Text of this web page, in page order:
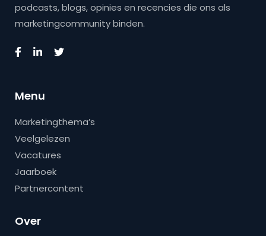
podcasts, blogs, opinies en recencies die ons als
marketingcommunity binden.
Menu
Marketingthema’s
Veelgelezen
Vacatures
Jaarboek
Partnercontent
Over